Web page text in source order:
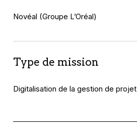
Novéal (Groupe L’Oréal)
Type de mission
Digitalisation de la gestion de projet